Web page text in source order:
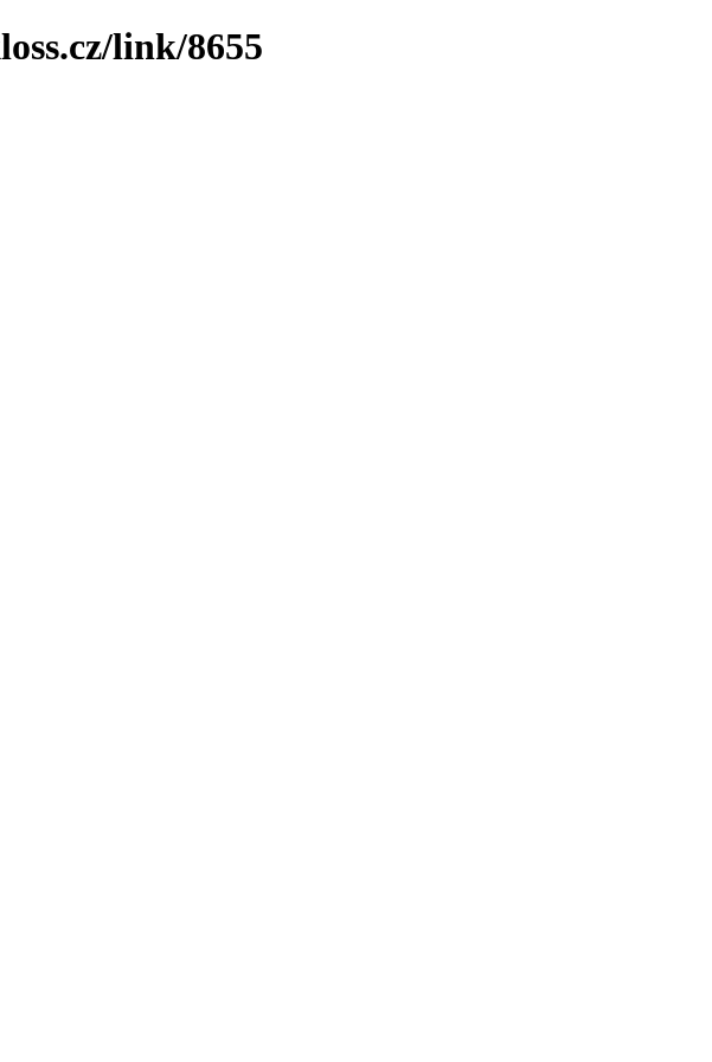
link/8655